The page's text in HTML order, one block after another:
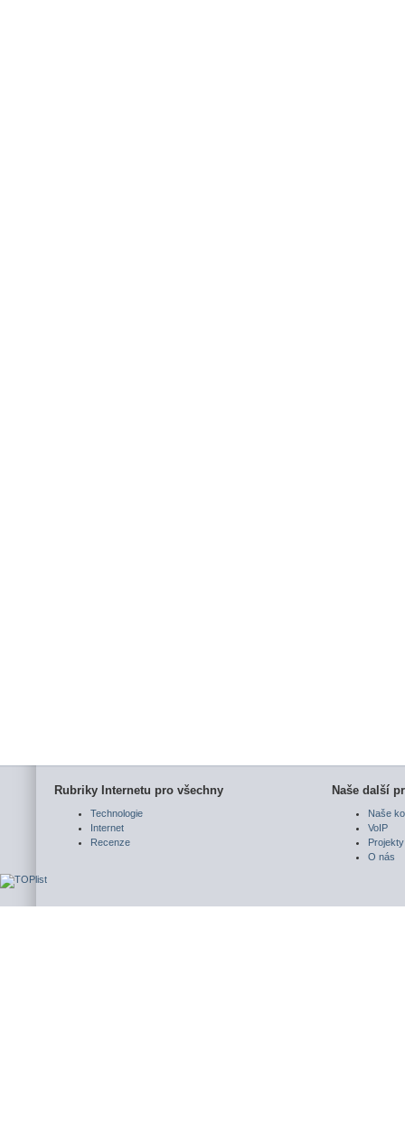
Rubriky Internetu pro všechny
Technologie
Internet
Recenze
Naše další
Naše
VoIP
Projekty
O nás